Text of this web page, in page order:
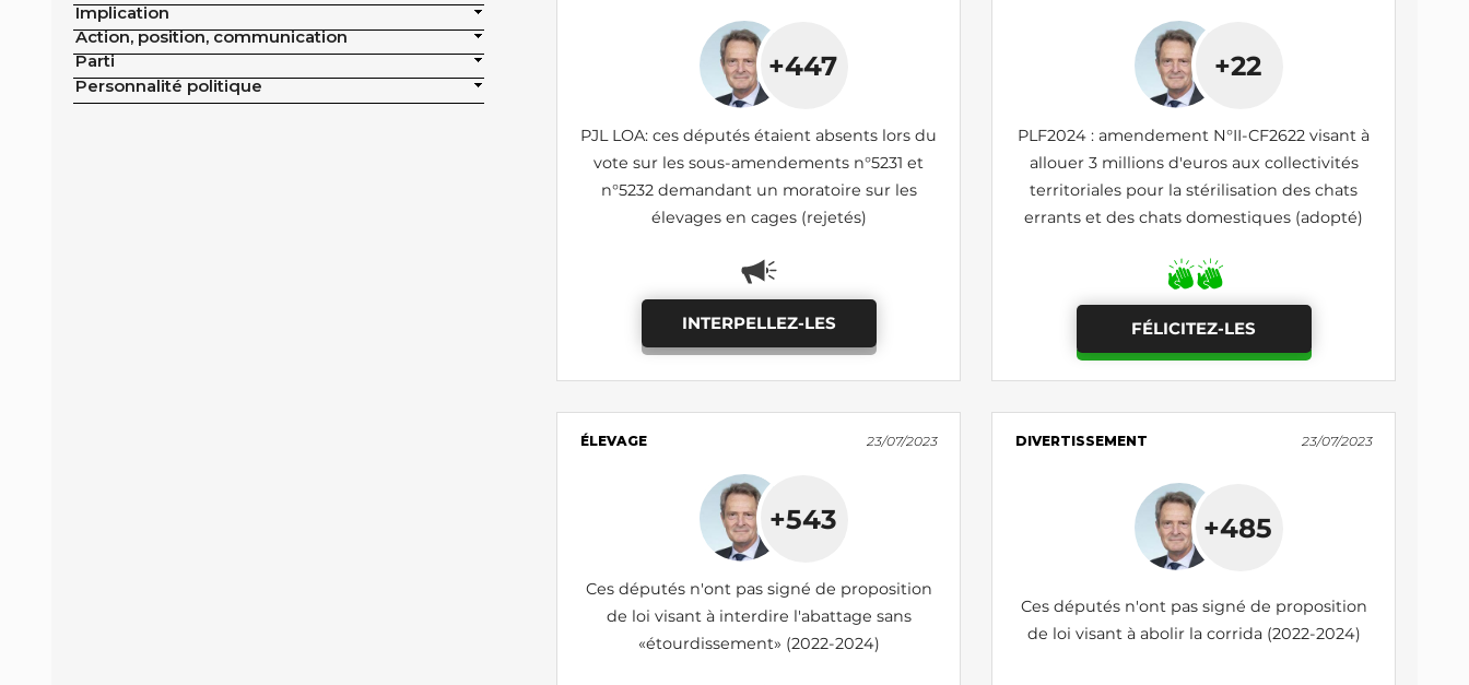
Exclusion de l'élevage intensif des achats
publics de la ville
Exclusion de la pisciculture des achats
publics de la ville
Implication
Action, position, communication
Parti
Personnalité politique
+447
PJL LOA: ces députés étaient absents lors du
vote sur les sous-amendements n°5231 et
n°5232 demandant un moratoire sur les
élevages en cages (rejetés)
INTERPELLEZ-LES
+22
PLF2024 : amendement N°II-CF2622 visant à
allouer 3 millions d'euros aux collectivités
territoriales pour la stérilisation des chats
errants et des chats domestiques (adopté)
FÉLICITEZ-LES
ÉLEVAGE 23/07/2023
+543
Ces députés n'ont pas signé de proposition
de loi visant à interdire l'abattage sans
«étourdissement» (2022-2024)
DIVERTISSEMENT 23/07/2023
+485
Ces députés n'ont pas signé de proposition
de loi visant à abolir la corrida (2022-2024)